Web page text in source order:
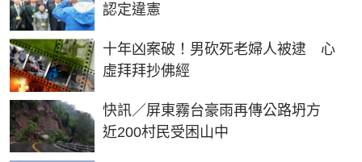
認定違憲
十年凶案破！男砍死老婦人被逮 心
虛拜拜抄佛經
快訊／屏東霧台豪雨再傳公路坍方
近200村民受困山中